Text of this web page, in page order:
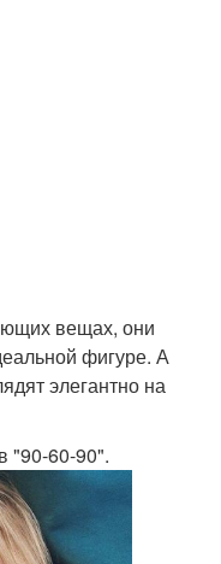
вещах, они
фигуре. А
элегантно на
"90-60-90".